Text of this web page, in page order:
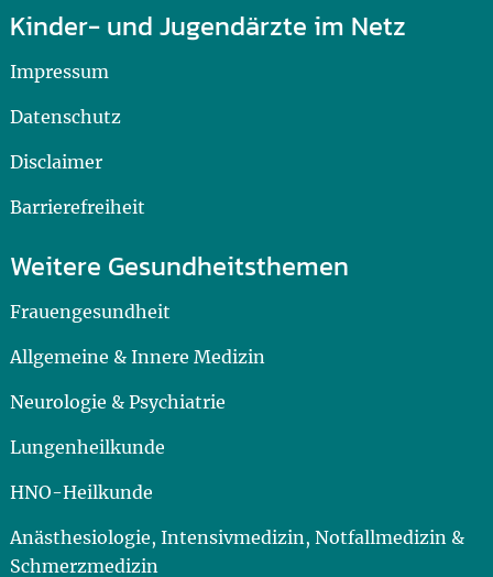
Kinder- und Jugendärzte im Netz
Impressum
Datenschutz
Disclaimer
Barrierefreiheit
Weitere Gesundheitsthemen
Frauengesundheit
Allgemeine & Innere Medizin
Neurologie & Psychiatrie
Lungenheilkunde
HNO-Heilkunde
Anästhesiologie, Intensivmedizin, Notfallmedizin &
Schmerzmedizin